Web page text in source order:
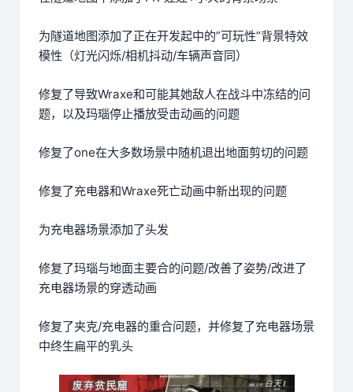
为隧道地图添加了正在开发起中的”可玩性”背景特效
模性（灯光闪烁/相机抖动/车辆声音同）
修复了导致Wraxe和可能其她敌人在战斗中冻结的问
题，以及玛瑙停止播放受击动画的问题
修复了one在大多数场景中随机退出地面剪切的问题
修复了充电器和Wraxe死亡动画中新出现的问题
为充电器场景添加了头发
修复了玛瑙与地面主要合的问题/改善了姿势/改进了
充电器场景的穿透动画
修复了夹克/充电器的重合问题，并修复了充电器场景
中终生扁平的乳头